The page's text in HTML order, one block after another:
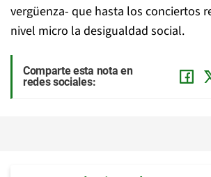
vergüenza- que hasta los conciertos
nivel micro la desigualdad social.
Comparte esta nota en
redes sociales: